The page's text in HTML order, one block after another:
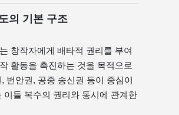
의 기본 구조
창작자에게 배타적 권리를 부여
활동을 촉진하는 것을 목적으로
번안권, 공중 송신권 등이 중심이
이들 복수의 권리와 동시에 관계한